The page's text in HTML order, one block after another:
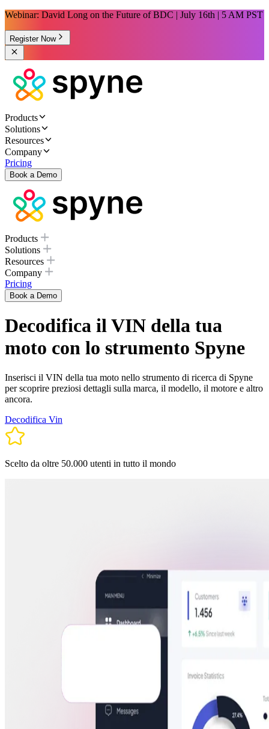
Webinar: David Long on the Future of BDC | July 16th | 5 AM PST
Register Now
Products
Solutions
Resources
Company
Pricing
Book a Demo
Products
Solutions
Resources
Company
Pricing
Book a Demo
Decodifica il VIN della tua
moto con lo strumento Spyne
Inserisci il VIN della tua moto nello strumento di ricerca di Spyne
per scoprire preziosi dettagli sulla marca, il modello, il motore e altro
ancora.
Decodifica Vin
Scelto da oltre 50.000 utenti in tutto il mondo